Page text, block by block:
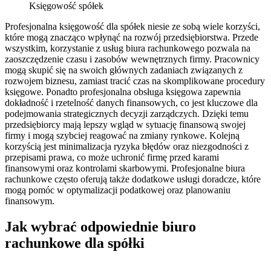
Księgowość spółek
Profesjonalna księgowość dla spółek niesie ze sobą wiele korzyści,
które mogą znacząco wpłynąć na rozwój przedsiębiorstwa. Przede
wszystkim, korzystanie z usług biura rachunkowego pozwala na
zaoszczędzenie czasu i zasobów wewnętrznych firmy. Pracownicy
mogą skupić się na swoich głównych zadaniach związanych z
rozwojem biznesu, zamiast tracić czas na skomplikowane procedury
księgowe. Ponadto profesjonalna obsługa księgowa zapewnia
dokładność i rzetelność danych finansowych, co jest kluczowe dla
podejmowania strategicznych decyzji zarządczych. Dzięki temu
przedsiębiorcy mają lepszy wgląd w sytuację finansową swojej
firmy i mogą szybciej reagować na zmiany rynkowe. Kolejną
korzyścią jest minimalizacja ryzyka błędów oraz niezgodności z
przepisami prawa, co może uchronić firmę przed karami
finansowymi oraz kontrolami skarbowymi. Profesjonalne biura
rachunkowe często oferują także dodatkowe usługi doradcze, które
mogą pomóc w optymalizacji podatkowej oraz planowaniu
finansowym.
Jak wybrać odpowiednie biuro
rachunkowe dla spółki